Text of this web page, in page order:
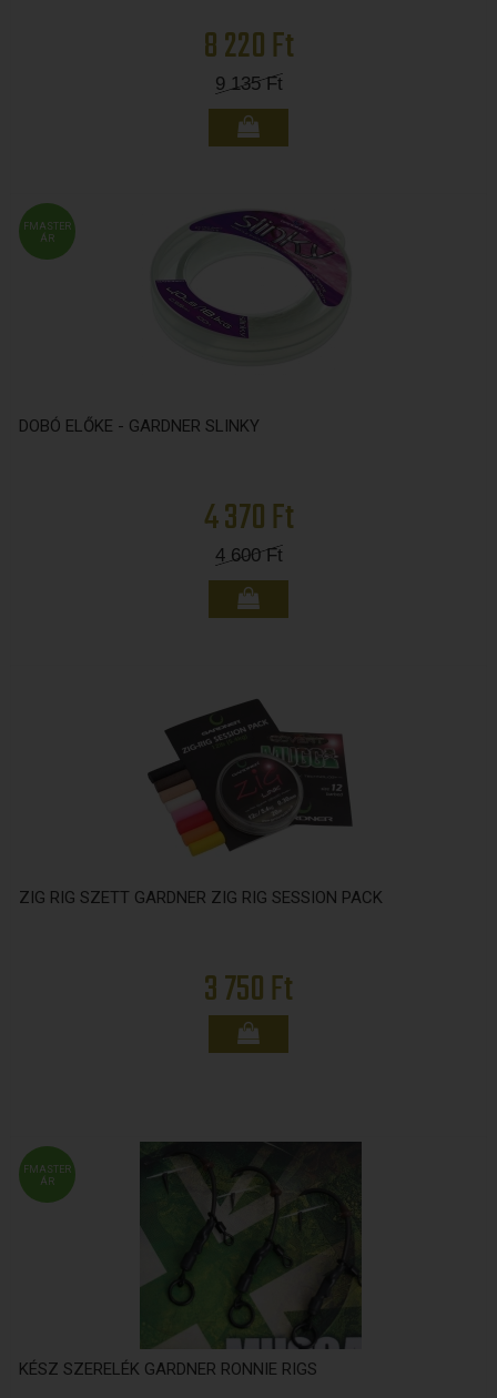
8 220 Ft
9 135Ft
FMASTER
ÁR
DOBÓ ELŐKE - GARDNER SLINKY
4 370 Ft
4 600Ft
ZIG RIG SZETT GARDNER ZIG RIG SESSION PACK
3 750 Ft
FMASTER
ÁR
KÉSZ SZERELÉK GARDNER RONNIE RIGS